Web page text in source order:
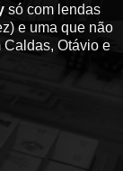
só com lendas
e uma que não
Caldas, Otávio e